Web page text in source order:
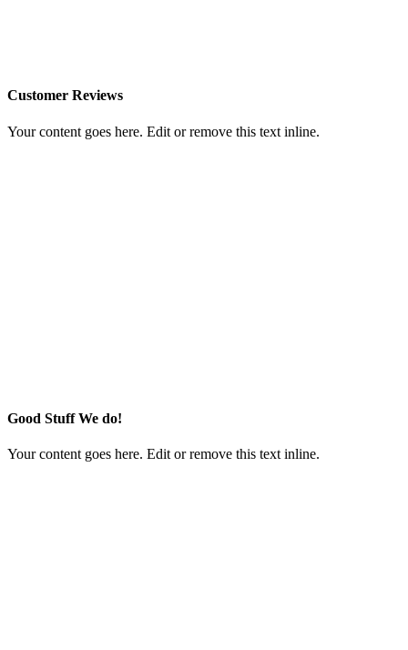
Customer Reviews
Your content goes here. Edit or remove this text inline.
Good Stuff We do!
Your content goes here. Edit or remove this text inline.